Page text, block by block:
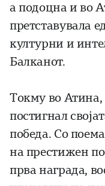
а подоцна и во
претставувала
културни и
Балканот.
Токму во Атина,
постигнал
победа. Со
на престижен
прва награда,